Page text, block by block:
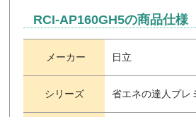
RCI-AP160GH5の商品仕様
メーカー 日立
シリーズ 省エネの達人プレ